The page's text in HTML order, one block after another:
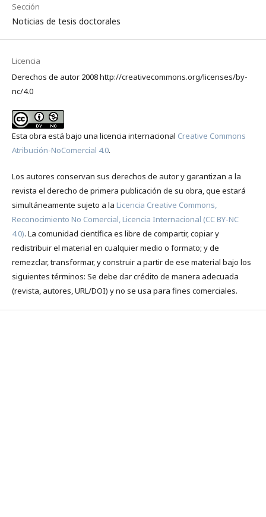
Sección
Noticias de tesis doctorales
Licencia
Derechos de autor 2008 http://creativecommons.org/licenses/by-
nc/4.0
Esta obra está bajo una licencia internacional Creative Commons
Atribución-NoComercial 4.0.
Los autores conservan sus derechos de autor y garantizan a la
revista el derecho de primera publicación de su obra, que estará
simultáneamente sujeto a la Licencia Creative Commons,
Reconocimiento No Comercial, Licencia Internacional (CC BY-NC
4.0). La comunidad científica es libre de compartir, copiar y
redistribuir el material en cualquier medio o formato; y de
remezclar, transformar, y construir a partir de ese material bajo los
siguientes términos: Se debe dar crédito de manera adecuada
(revista, autores, URL/DOI) y no se usa para fines comerciales.